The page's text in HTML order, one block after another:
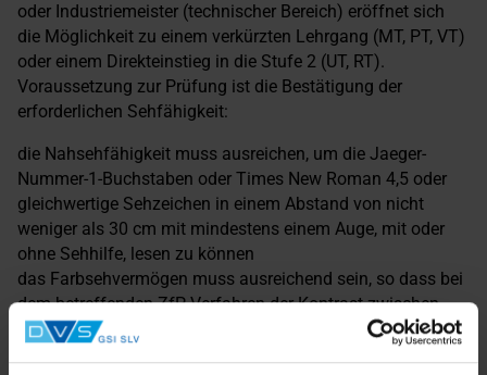
oder Industriemeister (technischer Bereich) eröffnet sich
die Möglichkeit zu einem verkürzten Lehrgang (MT, PT, VT)
oder einem Direkteinstieg in die Stufe 2 (UT, RT).
Voraussetzung zur Prüfung ist die Bestätigung der
erforderlichen Sehfähigkeit:
die Nahsehfähigkeit muss ausreichen, um die Jaeger-
Nummer-1-Buchstaben oder Times New Roman 4,5 oder
gleichwertige Sehzeichen in einem Abstand von nicht
weniger als 30 cm mit mindestens einem Auge, mit oder
ohne Sehhilfe, lesen zu können
das Farbsehvermögen muss ausreichend sein, so dass bei
dem betreffenden ZfP-Verfahren der Kontrast zwischen
Farben oder Grauschattierungen erkannt und